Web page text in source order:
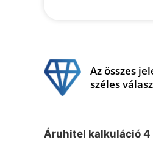
Az összes
széles
Áruhitel kalkuláció 4